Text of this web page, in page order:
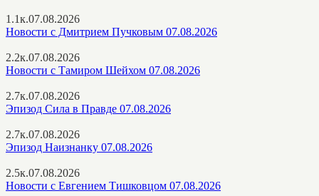
1.1к.07.08.2026
Новости с Дмитрием Пучковым 07.08.2026
2.2к.07.08.2026
Новости с Тамиром Шейхом 07.08.2026
2.7к.07.08.2026
Эпизод Сила в Правде 07.08.2026
2.7к.07.08.2026
Эпизод Наизнанку 07.08.2026
2.5к.07.08.2026
Новости с Евгением Тишковцом 07.08.2026